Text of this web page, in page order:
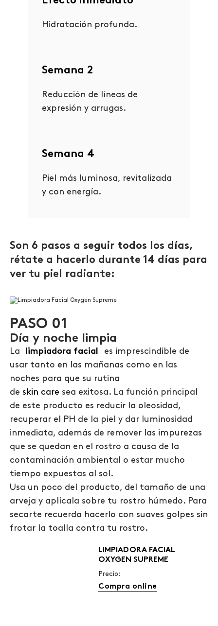
Hidratación profunda.
Semana 2
Reducción de líneas de
expresión y arrugas.
Semana 4
Piel más luminosa, revitalizada
y con energía.
Son 6 pasos a seguir todos los días,
rétate a hacerlo durante 14 días para
ver tu piel radiante:
PASO 01
Día y noche limpia
La limpiadora facial
es imprescindible de
usar tanto en las mañanas como en las
noches para que su rutina
de skin care sea exitosa. La función principal
de este producto es reducir la oleosidad,
recuperar el PH de la piel y dar luminosidad
inmediata, además de remover las impurezas
que se quedan en el rostro a causa de la
contaminación ambiental o estar mucho
tiempo expuestas al sol.
Usa un poco del producto, del tamaño de una
arveja y aplícala sobre tu rostro húmedo. Para
secarte recuerda hacerlo con suaves golpes sin
frotar la toalla contra tu rostro.
LIMPIADORA FACIAL
OXYGEN SUPREME
Precio:
Compra online